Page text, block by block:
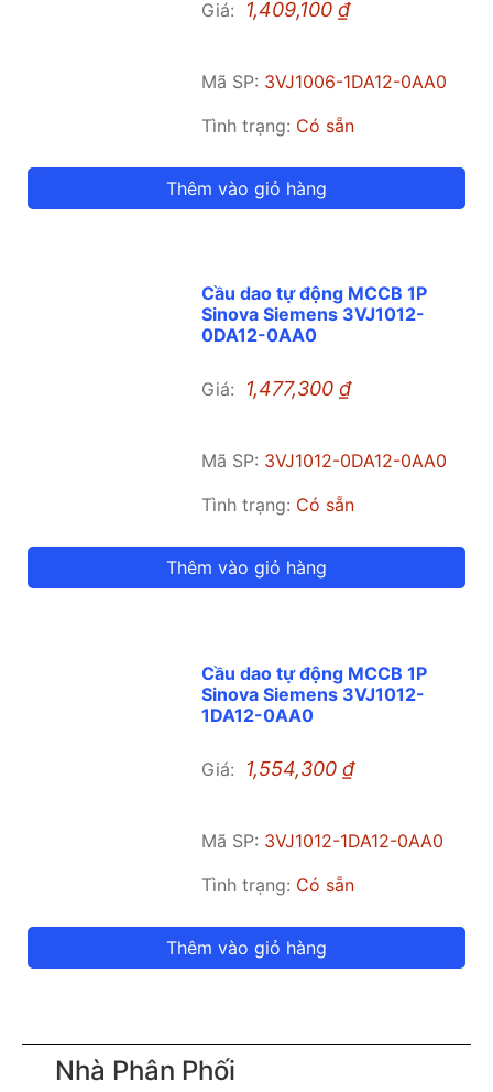
Giá: 1,409,100₫
Mã SP: 3VJ1006-1DA12-0AA0
Tình trạng: Có sẵn
Thêm vào giỏ hàng
Cầu dao tự động MCCB 1P
Sinova Siemens 3VJ1012-
0DA12-0AA0
Giá: 1,477,300₫
Mã SP: 3VJ1012-0DA12-0AA0
Tình trạng: Có sẵn
Thêm vào giỏ hàng
Cầu dao tự động MCCB 1P
Sinova Siemens 3VJ1012-
1DA12-0AA0
Giá: 1,554,300₫
Mã SP: 3VJ1012-1DA12-0AA0
Tình trạng: Có sẵn
Thêm vào giỏ hàng
Nhà Phân Phối